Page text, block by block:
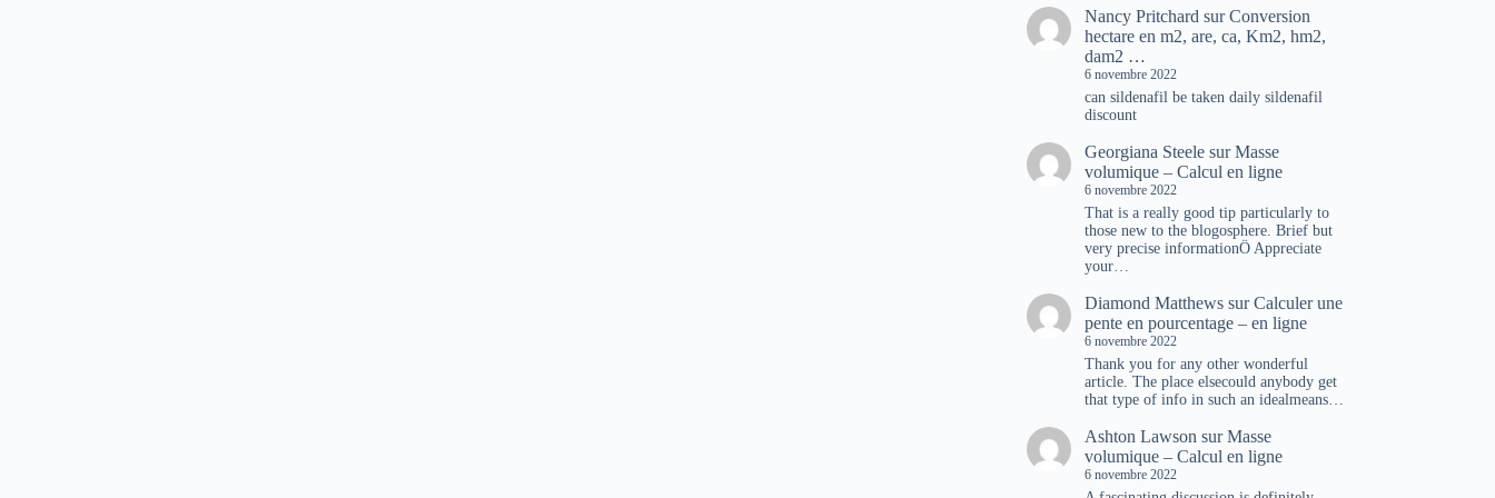
Nancy Pritchard surConversion
hectare en m2, are, ca, Km2, hm2,
dam2 …
6 novembre 2022
can sildenafil be taken daily sildenafil
discount
Georgiana Steele surMasse
volumique – Calcul en ligne
6 novembre 2022
That is a really good tip particularly to
those new to the blogosphere. Brief but
very precise informationÖ Appreciate
your…
Diamond Matthews surCalculer une
pente en pourcentage – en ligne
6 novembre 2022
Thank you for any other wonderful
article. The place elsecould anybody get
that type of info in such an idealmeans…
Ashton Lawson surMasse
volumique – Calcul en ligne
6 novembre 2022